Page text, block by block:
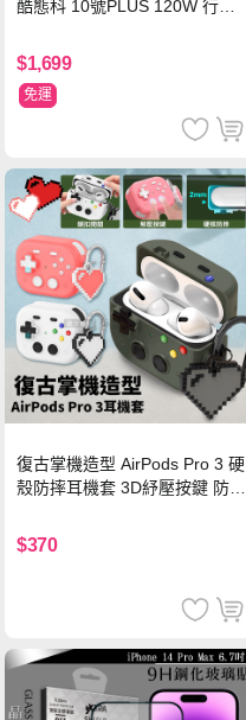
酷態科 10號PLUS 120W 行動
色
$1,699
免運
復古掌機造型 AirPods Pro 3 硬
殼防摔耳機套 3D紓壓按鍵 防開
$370